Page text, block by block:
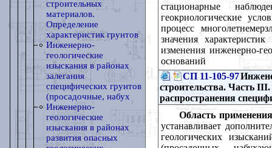
строительных
материалов.
Определение
характеристик грунтов
Инженерно-
геологические
изыскания в районах
залегания
специфических грунтов
(просадочные, набух
Инженерно-
геологические
изыскания в районах
развития опасных
стационарные
геокриологические
процесс
значения
изменения инженерно-
оснований
СП 11-105-97
строительства. Часть
распространения
Область
устанавливает
геологических